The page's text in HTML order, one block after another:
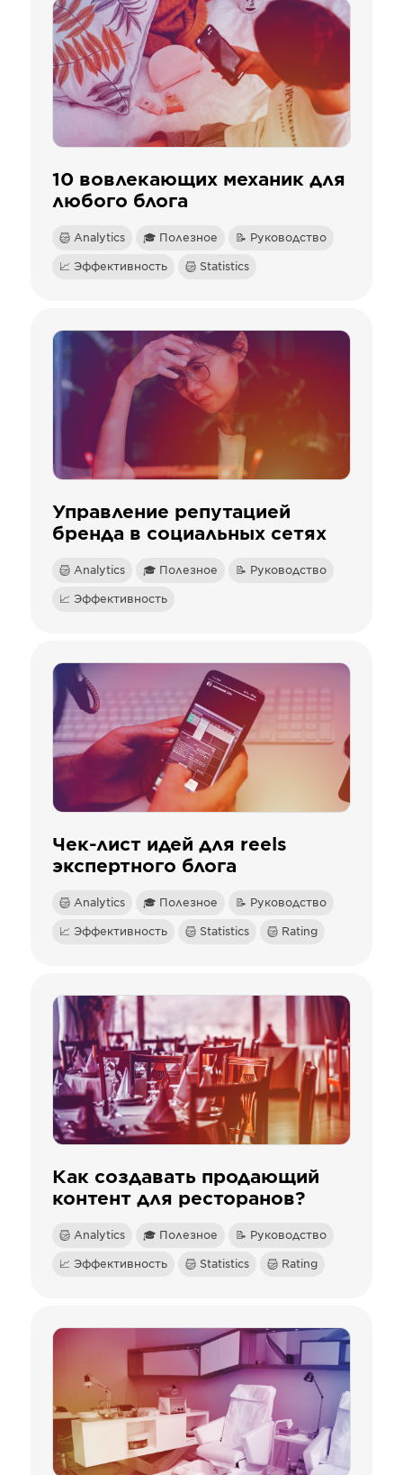
10 вовлекающих механик для
любого блога
Analytics 🎓 Полезное 📝 Руководство
📈 Эффективность Statistics
Управление репутацией
бренда в социальных сетях
Analytics 🎓 Полезное 📝 Руководство
📈 Эффективность
Чек-лист идей для reels
экспертного блога
Analytics 🎓 Полезное 📝 Руководство
📈 Эффективность Statistics Rating
Как создавать продающий
контент для ресторанов?
Analytics 🎓 Полезное 📝 Руководство
📈 Эффективность Statistics Rating